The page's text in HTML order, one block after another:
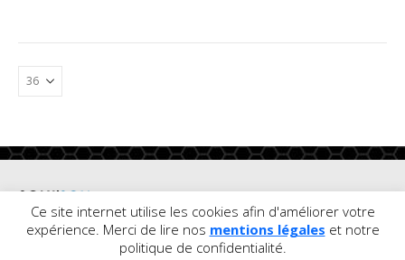
© Copyright
Ce site internet utilise les cookies afin d'améliorer votre
expérience. Merci de lire nos mentions légales et notre
politique de confidentialité.